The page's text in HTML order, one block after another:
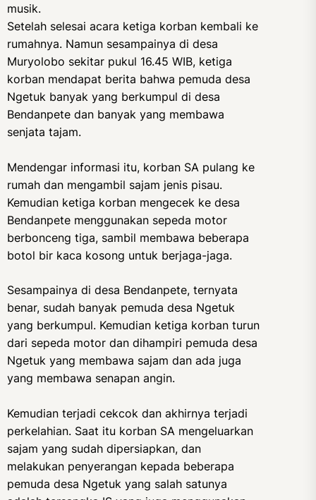
musik.
Setelah selesai acara ketiga korban kembali ke
rumahnya. Namun sesampainya di desa
Muryolobo sekitar pukul 16.45 WIB, ketiga
korban mendapat berita bahwa pemuda desa
Ngetuk banyak yang berkumpul di desa
Bendanpete dan banyak yang membawa
senjata tajam.
Mendengar informasi itu, korban SA pulang ke
rumah dan mengambil sajam jenis pisau.
Kemudian ketiga korban mengecek ke desa
Bendanpete menggunakan sepeda motor
berbonceng tiga, sambil membawa beberapa
botol bir kaca kosong untuk berjaga-jaga.
Sesampainya di desa Bendanpete, ternyata
benar, sudah banyak pemuda desa Ngetuk
yang berkumpul. Kemudian ketiga korban turun
dari sepeda motor dan dihampiri pemuda desa
Ngetuk yang membawa sajam dan ada juga
yang membawa senapan angin.
Kemudian terjadi cekcok dan akhirnya terjadi
perkelahian. Saat itu korban SA mengeluarkan
sajam yang sudah dipersiapkan, dan
melakukan penyerangan kepada beberapa
pemuda desa Ngetuk yang salah satunya